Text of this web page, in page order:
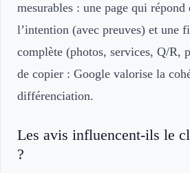
mesurables : une page qui répond
l’intention (avec preuves) et une
complète (photos, services, Q/R,
de copier : Google valorise la
différenciation.
Les avis influencent-ils le
?